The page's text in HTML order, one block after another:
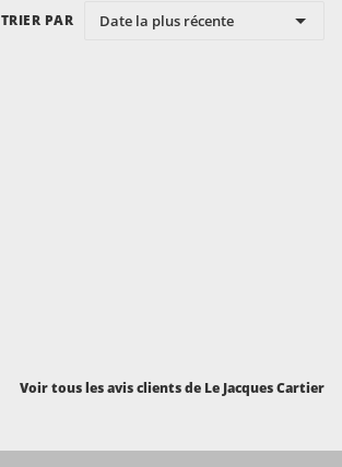
TRIER PAR Date la plus récente
Voir tous les avis clients de Le Jacques Cartier